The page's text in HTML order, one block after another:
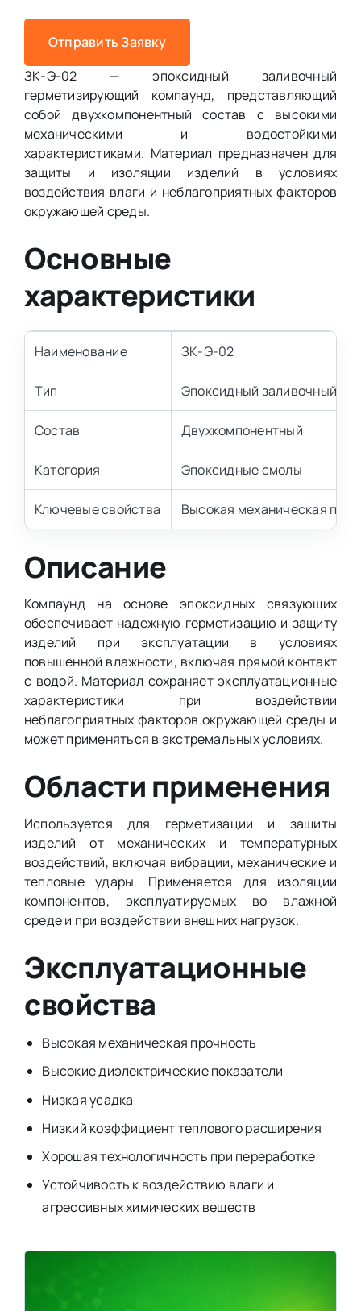
Отправить Заявку
ЗК-Э-02 — эпоксидный заливочный
герметизирующий компаунд, представляющий
собой двухкомпонентный состав с высокими
механическими и водостойкими
характеристиками. Материал предназначен для
защиты и изоляции изделий в условиях
воздействия влаги и неблагоприятных факторов
окружающей среды.
Основные
характеристики
Наименование ЗК-Э-02
Тип Эпоксидный заливочный
Состав Двухкомпонентный
Категория Эпоксидные смолы
Ключевые свойства Высокая механическая
Описание
Компаунд на основе эпоксидных связующих
обеспечивает надежную герметизацию и защиту
изделий при эксплуатации в условиях
повышенной влажности, включая прямой контакт
с водой. Материал сохраняет эксплуатационные
характеристики при воздействии
неблагоприятных факторов окружающей среды и
может применяться в экстремальных условиях.
Области применения
Используется для герметизации и защиты
изделий от механических и температурных
воздействий, включая вибрации, механические и
тепловые удары. Применяется для изоляции
компонентов, эксплуатируемых во влажной
среде и при воздействии внешних нагрузок.
Эксплуатационные
свойства
Высокая механическая прочность
Высокие диэлектрические показатели
Низкая усадка
Низкий коэффициент теплового расширения
Хорошая технологичность при переработке
Устойчивость к воздействию влаги и
агрессивных химических веществ